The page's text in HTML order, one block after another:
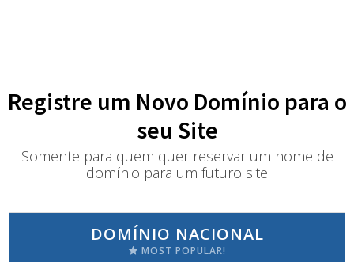
Registre um Novo Domínio para o
seu Site
Somente para quem quer reservar um nome de
domínio para um futuro site
DOMÍNIO NACIONAL
MOST POPULAR!